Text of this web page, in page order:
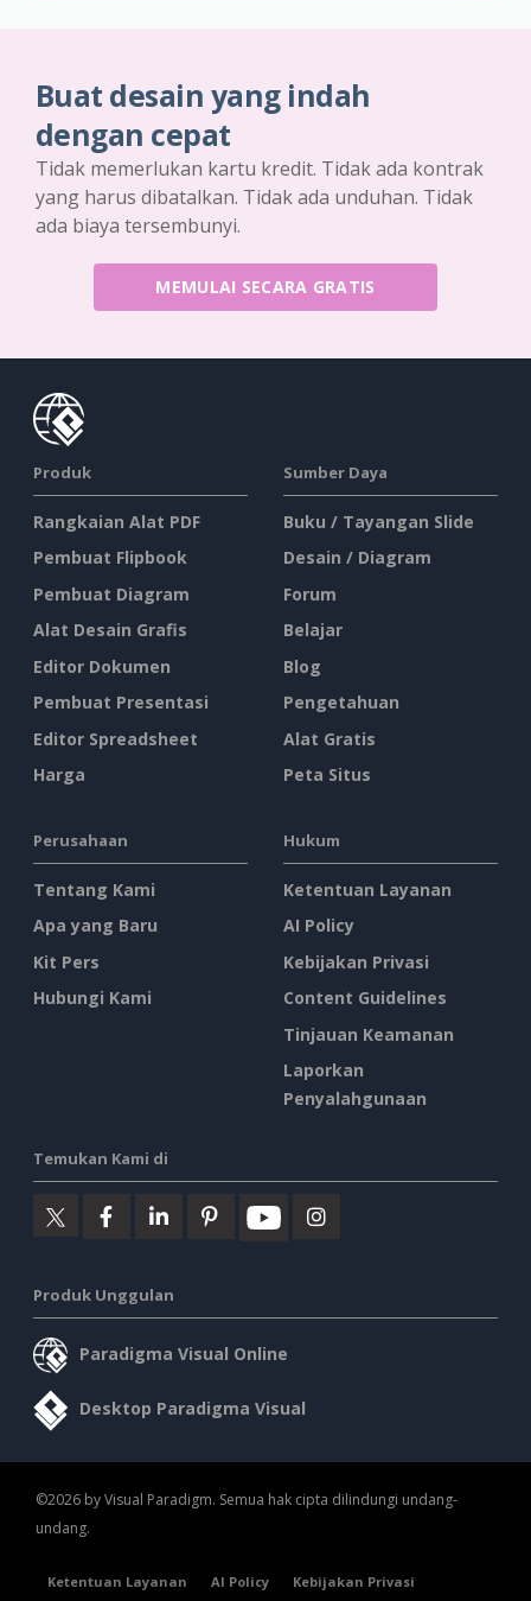
Buat desain yang indah
dengan cepat
Tidak memerlukan kartu kredit. Tidak ada kontrak
yang harus dibatalkan. Tidak ada unduhan. Tidak
ada biaya tersembunyi.
MEMULAI SECARA GRATIS
Produk
Rangkaian Alat PDF
Pembuat Flipbook
Pembuat Diagram
Alat Desain Grafis
Editor Dokumen
Pembuat Presentasi
Editor Spreadsheet
Harga
Sumber Daya
Buku / Tayangan Slide
Desain / Diagram
Forum
Belajar
Blog
Pengetahuan
Alat Gratis
Peta Situs
Perusahaan
Tentang Kami
Apa yang Baru
Kit Pers
Hubungi Kami
Hukum
Ketentuan Layanan
AI Policy
Kebijakan Privasi
Content Guidelines
Tinjauan Keamanan
Laporkan
Penyalahgunaan
Temukan Kami di
Produk Unggulan
Paradigma Visual Online
Desktop Paradigma Visual
©2026 by Visual Paradigm. Semua hak cipta dilindungi undang-
undang.
Ketentuan Layanan AI Policy Kebijakan Privasi